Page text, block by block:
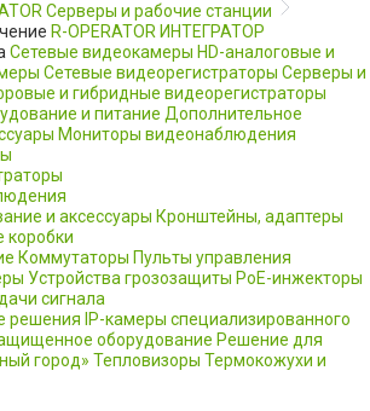
Серверы и рабочие станции
R-OPERATOR ИНТЕГРАТОР
Сетевые видеокамеры HD-аналоговые и
Сетевые видеорегистраторы Серверы и
и гибридные видеорегистраторы
и питание Дополнительное
Мониторы видеонаблюдения
и аксессуары Кронштейны, адаптеры
Коммутаторы Пульты управления
Устройства грозозащиты PoE-инжекторы
сигнала
решения IP-камеры специализированного
оборудование Решение для
город» Тепловизоры Термокожухи и